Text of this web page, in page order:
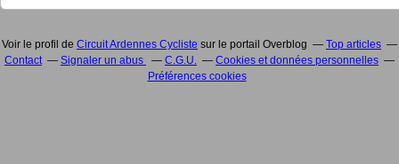
Voir le profil de Circuit Ardennes Cycliste sur le portail Overblog
Top articles
Contact
Signaler un abus C.G.U.
Cookies et données personnelles
Préférences cookies